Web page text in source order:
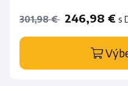
301,98 € 246,98 € s